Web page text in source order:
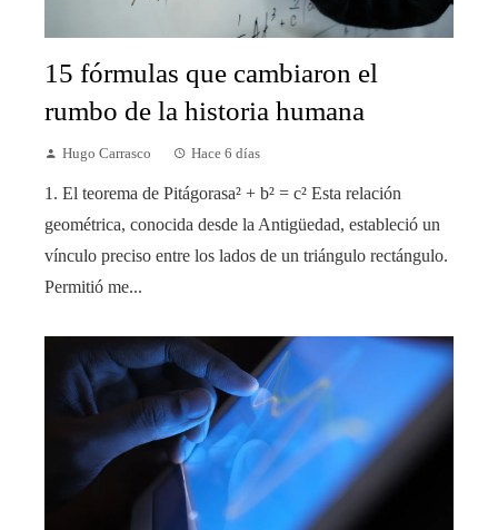
15 fórmulas que cambiaron el
rumbo de la historia humana
Hugo Carrasco Hace 6 días
1. El teorema de Pitágorasa² + b² = c² Esta relación
geométrica, conocida desde la Antigüedad, estableció un
vínculo preciso entre los lados de un triángulo rectángulo.
Permitió me...